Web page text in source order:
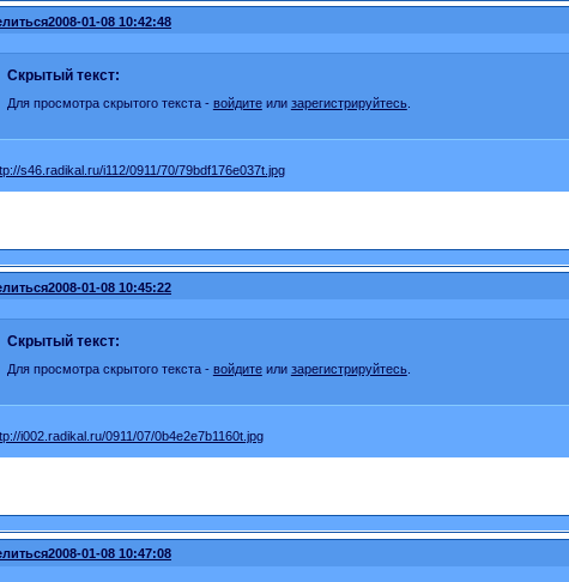
2008-01-08 10:42:48
Скрытый текст:
Для просмотра скрытого текста - войдитеили зарегистрируйтесь.
2008-01-08 10:45:22
Скрытый текст:
Для просмотра скрытого текста - войдитеили зарегистрируйтесь.
2008-01-08 10:47:08